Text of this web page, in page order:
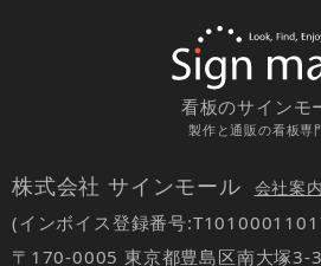
看板のサインモ
製作と通販の看板専
株式会社 サインモール 会社案
(インボイス登録番号
〒170-0005 東京都豊島区南大塚3-